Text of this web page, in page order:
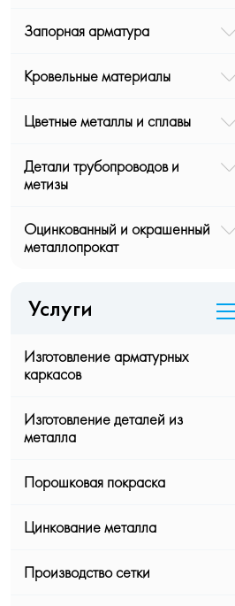
Запорная арматура
Кровельные материалы
Цветные металлы и сплавы
Детали трубопроводов и
метизы
Оцинкованный и окрашенный
металлопрокат
Услуги
Изготовление арматурных
каркасов
Изготовление деталей из
металла
Порошковая покраска
Цинкование металла
Производство сетки